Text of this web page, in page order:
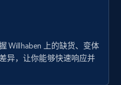
rating, Product
max, Rating,
立即开始
Willhaben 上的缺货、变体
异，让你能够快速响应并